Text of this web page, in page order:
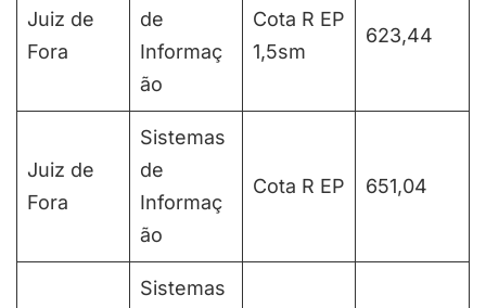
Juiz de
Fora
de
Informaç
ão
Cota R EP
1,5sm
623,44
Juiz de
Fora
Sistemas
de
Informaç
ão
Cota R EP 651,04
Sistemas